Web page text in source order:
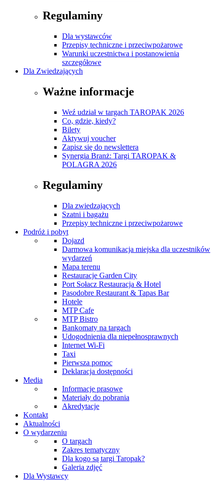
Regulaminy
Dla wystawców
Przepisy techniczne i przeciwpożarowe
Warunki uczestnictwa i postanowienia
szczegółowe
Dla Zwiedzających
Ważne informacje
Weź udział w targach TAROPAK 2026
Co, gdzie, kiedy?
Bilety
Aktywuj voucher
Zapisz się do newslettera
Synergia Branż: Targi TAROPAK &
POLAGRA 2026
Regulaminy
Dla zwiedzających
Szatni i bagażu
Przepisy techniczne i przeciwpożarowe
Podróż i pobyt
Dojazd
Darmowa komunikacja miejska dla uczestników
wydarzeń
Mapa terenu
Restauracje Garden City
Port Sołacz Restauracja & Hotel
Pasodobre Restaurant & Tapas Bar
Hotele
MTP Cafe
MTP Bistro
Bankomaty na targach
Udogodnienia dla niepełnosprawnych
Internet Wi-Fi
Taxi
Pierwsza pomoc
Deklaracja dostępności
Media
Informacje prasowe
Materiały do pobrania
Akredytacje
Kontakt
Aktualności
O wydarzeniu
O targach
Zakres tematyczny
Dla kogo są targi Taropak?
Galeria zdjęć
Dla Wystawcy